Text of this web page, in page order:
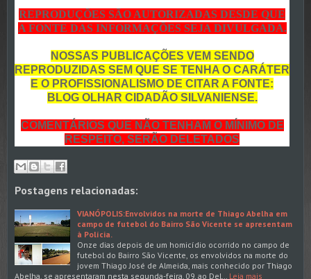
REPRODUÇÕES SÃO AUTORIZADAS DESDE QUE
A FONTE DAS INFORMAÇÕES SEJA DIVULGADA.
NOSSAS PUBLICAÇÕES VEM SENDO
REPRODUZIDAS SEM QUE SE TENHA O CARÁTER
E O PROFISSIONALISMO DE CITAR A FONTE:
BLOG OLHAR CIDADÃO SILVANIENSE.
COMENTÁRIOS QUE NÃO TENHAM O MÍNIMO DE
RESPEITO, SERÃO DELETADOS
Postagens relacionadas:
VIANÓPOLIS:Envolvidos na morte de Thiago Abelha em
campo de futebol do Bairro São Vicente se apresentam
à Polícia.
Onze dias depois de um homicídio ocorrido no campo de
futebol do Bairro São Vicente, os envolvidos na morte do
jovem Thiago José de Almeida, mais conhecido por Thiago
Abelha, se apresentaram nesta segunda-feira, 09, ao Del… Leia mais